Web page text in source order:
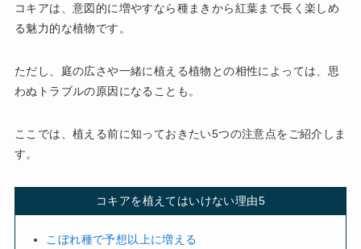
コキアは、意図的に増やすなら種まきから紅葉まで長く楽しめ
る魅力的な植物です。
ただし、庭の広さや一緒に植える植物との相性によっては、思
わぬトラブルの原因になることも。
ここでは、植える前に知っておきたい5つの注意点をご紹介しま
す。
コキアを植えてはいけない理由5
こぼれ種で予想以上に増える